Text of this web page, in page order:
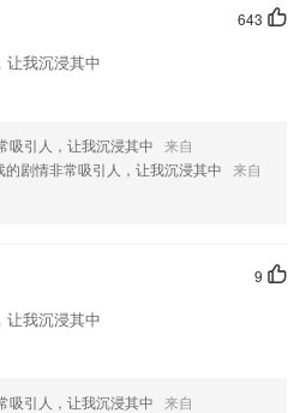
的介绍，如果您喜欢这款软件，您可
您的使用经历，以帮助我们更好的对产
643
让我沉浸其中
吸引人，让我沉浸其中 来自
的剧情非常吸引人，让我沉浸其中 来自
9
让我沉浸其中
吸引人，让我沉浸其中 来自